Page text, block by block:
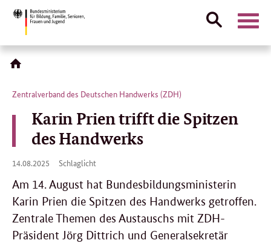
Direktlink:
Suche
Zentralverband des Deutschen Handwerks (ZDH)
Karin Prien trifft die Spitzen
des Handwerks
14.08.2025
14.
2025
Schlaglicht
Am 14. August hat Bundesbildungsministerin
Karin Prien die Spitzen des Handwerks getroffen.
Zentrale Themen des Austauschs mit ZDH-
Präsident Jörg Dittrich und Generalsekretär